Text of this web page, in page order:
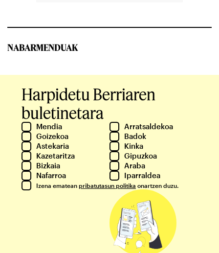
NABARMENDUAK
Harpidetu Berriaren
buletinetara
Mendia
Arratsaldekoa
Goizekoa
Badok
Astekaria
Kinka
Kazetaritza
Gipuzkoa
Bizkaia
Araba
Nafarroa
Iparraldea
Izena ematean pribatutasun politika onartzen duzu.